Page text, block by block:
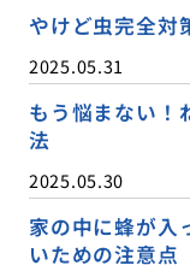
やけど虫完全対
2025.05.31
もう悩まない！
法
2025.05.30
家の中に蜂が入
いための注意点